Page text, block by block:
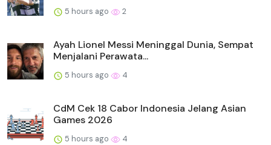
5 hours ago 2
Ayah Lionel Messi Meninggal Dunia, Sempat
Menjalani Perawata...
5 hours ago 4
CdM Cek 18 Cabor Indonesia Jelang Asian
Games 2026
5 hours ago 4